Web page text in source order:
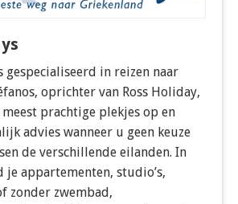
gespecialiseerd in reizen naar
oprichter van Ross Holiday,
prachtige plekjes op en
advies wanneer u geen keuze
de verschillende eilanden. In
je appartementen, studio’s,
zonder zwembad,